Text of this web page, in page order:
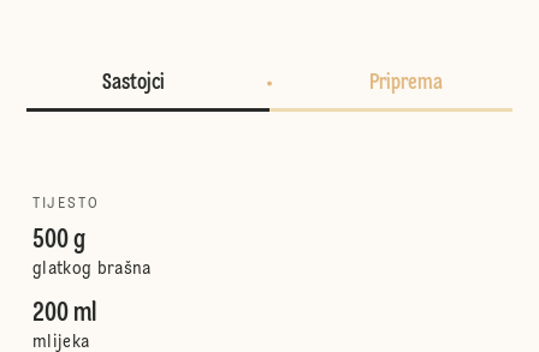
Sastojci Priprema
TIJESTO
500 g
glatkog brašna
200 ml
mlijeka